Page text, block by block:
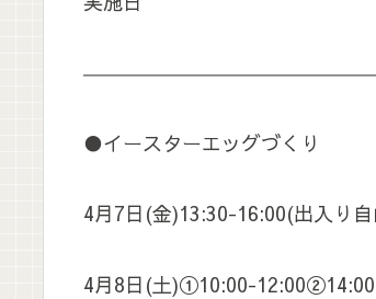
●イースターエッグづくり
4月7日(金)13:30-16:00(出入り
4月8日(土)①10:00-